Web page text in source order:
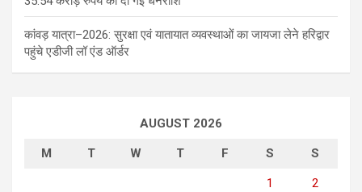
कांवड़ यात्रा–2026: सुरक्षा एवं यातायात व्यवस्थाओं का जायजा लेने हरिद्वार
पहुंचे एडीजी लॉ एंड ऑर्डर
AUGUST 2026
M T W T F S S
1 2